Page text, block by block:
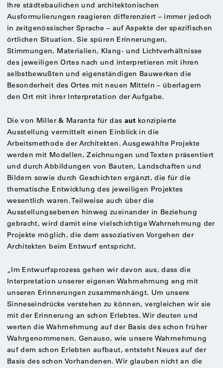
Ihre städtebaulichen und architektonischen
Ausformulierungen reagieren differenziert – immer jedoch
in zeitgenössischer Sprache – auf Aspekte der spezifischen
örtlichen Situation. Sie spüren Erinnerungen,
Stimmungen, Materialien, Klang- und Lichtverhältnisse
des jeweiligen Ortes nach und interpretieren mit ihren
selbstbewußten und eigenständigen Bauwerken die
Besonderheit des Ortes mit neuen Mitteln – überlagern
den Ort mit ihrer Interpretation der Aufgabe.
Die von Miller & Maranta für das autkonzipierte
Ausstellung vermittelt einen Einblick in die
Arbeitsmethode der Architekten. Ausgewählte Projekte
werden mit Modellen, Zeichnungen und Texten präsentiert
und durch Abbildungen von Bauten, Landschaften und
Bildern sowie durch Geschichten ergänzt, die für die
thematische Entwicklung des jeweiligen Projektes
wesentlich waren. Teilweise auch über die
Ausstellungsebenen hinweg zueinander in Beziehung
gebracht, wird damit eine vielschichtige Wahrnehmung der
Projekte möglich, die dem assoziativen Vorgehen der
Architekten beim Entwurf entspricht.
„Im Entwurfsprozess gehen wir davon aus, dass die
Interpretation unserer eigenen Wahrnehmung eng mit
unseren Erinnerungen zusammenhängt. Um unsere
Sinneseindrücke verstehen zu können, vergleichen wir sie
mit der Erinnerung an schon Erlebtes. Wir deuten und
werten die Wahrnehmung auf der Basis des schon früher
Wahrgenommenen. Genauso, wie unsere Wahrnehmung
auf dem schon Erlebten aufbaut, entsteht Neues auf der
Basis des schon Vorhandenen. Wir glauben nicht an die